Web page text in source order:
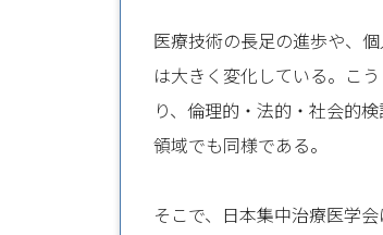
医療技術の長足の進歩や、
は大きく変化している。こ
り、倫理的・法的・社会的
領域でも同様である。
そこで、日本集中治療医学